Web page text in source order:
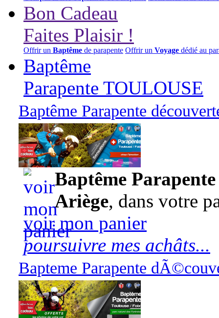
Bon Cadeau
Faites Plaisir !
Offrir un Baptême de parapente Offrir un Voyage dédié au
Baptême
Parapente TOULOUSE
Baptême Parapente
95,00 euros
Baptême
Ariège, dans votre
voir mon panier
poursuivre mes achâts...
Bapteme Parapente